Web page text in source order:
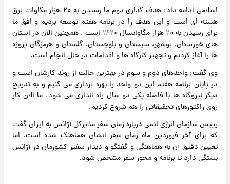
اسلامی ادامه داد: هدف گذاری دوم ما رسیدن به ۲۰ هزار مگاوات برق
هسته ای است و این هدف را در برنامه هفتم توسعه بردیم و افق ما
برای رسیدن به ۲۰ هزار مگاواتسال ۱۴۲۰ است . همچنین الان در استان
های خوزستان، بوشهر، سیستان و بلوچستان، گلستان و هرمزگان پروژه
ها را آغاز کردیم و تجهیز کارگاه ها و اقدامات در حال انجام است.
وی گفت: واحدهای دوم و سوم در بهترین حالت از روند کارشان است و
در پایان برنامه هفتم این دو واحد را بهره برداری می کنیم و به تدریج
دیگر نیروگاه ها با فاصله یکی دو سال راه اندازی می شود. ما الان کار
روی راکتورهای تحقیقاتی را هم شروع کردیم.
رییس سازمان انرژی اتمی درباره زمان سفر مدیرکل آژانس به ایران گفت
که برای آخر فروردین ماه زمان سفر ایشان هماهنگ شده است، اما
تعیین دقیق آن به هماهنگی و گفتگو و دیدار سفیر کشورمان در آژانس
بستگی دارد تا برنامه و محور سفر مشخص شود.